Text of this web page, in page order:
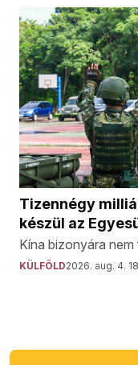
Tizennégy
készül az
Kína bizonyára
KÜLFÖLD2026. aug. 4.